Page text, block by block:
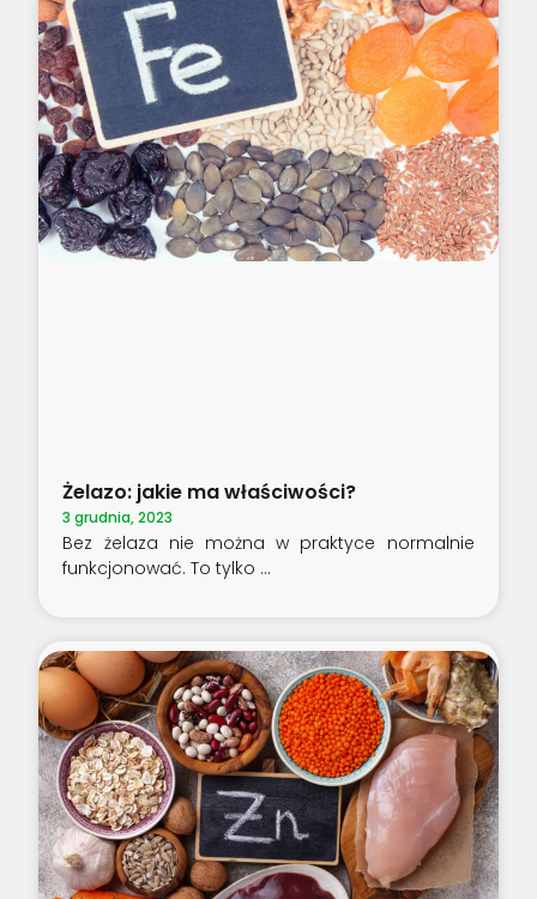
Żelazo: jakie ma właściwości?
3 grudnia, 2023
Bez żelaza nie można w praktyce normalnie
funkcjonować. To tylko